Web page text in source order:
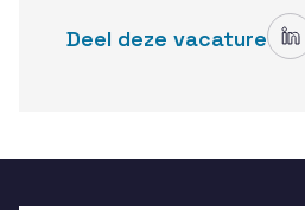
Deel deze vacature